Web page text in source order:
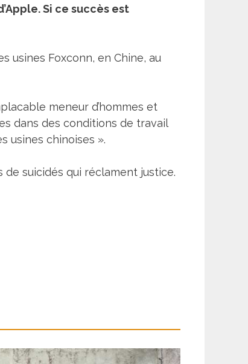
Si ce succès est
usines Foxconn, en Chine, au
meneur d’hommes et
dans des conditions de travail
usines chinoises ».
suicidés qui réclament justice.